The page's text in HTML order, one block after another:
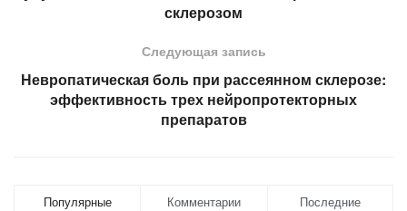
склерозом
Следующая запись
Невропатическая боль при рассеянном склерозе:
эффективность трех нейропротекторных
препаратов
Популярные Комментарии Последние